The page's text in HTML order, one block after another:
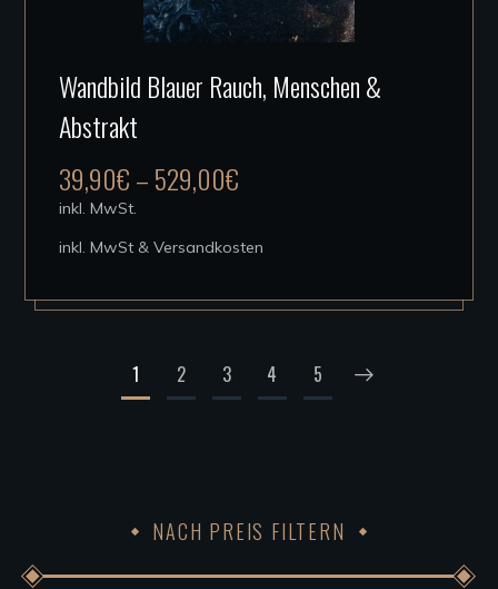
Produkt
Die
der
Wandbild Blauer Rauch, Menschen &
Abstrakt
39,90€–529,00€
inkl. MwSt.
inkl. MwSt & Versandkosten
1 2 3 4 5
NACH PREIS FILTERN